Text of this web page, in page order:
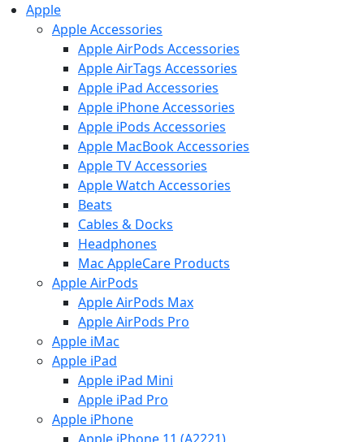
Apple
Apple Accessories
Apple AirPods Accessories
Apple AirTags Accessories
Apple iPad Accessories
Apple iPhone Accessories
Apple iPods Accessories
Apple MacBook Accessories
Apple TV Accessories
Apple Watch Accessories
Beats
Cables & Docks
Headphones
Mac AppleCare Products
Apple AirPods
Apple AirPods Max
Apple AirPods Pro
Apple iMac
Apple iPad
Apple iPad Mini
Apple iPad Pro
Apple iPhone